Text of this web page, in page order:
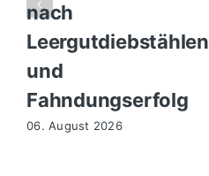
nach
Leergutdiebstählen
und
Fahndungserfolg
06. August 2026